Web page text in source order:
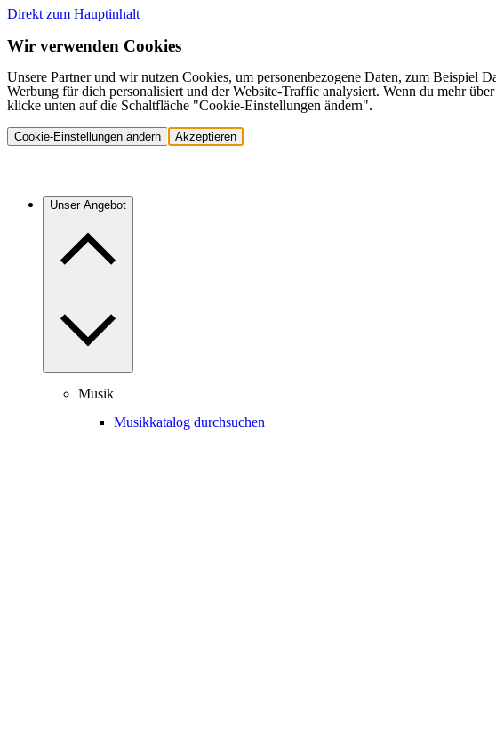
Direkt zum Hauptinhalt
Wir verwenden Cookies
Unsere Partner und wir nutzen Cookies, um personenbezogene Daten, zum Beispiel
Werbung für dich personalisiert und der Website-Traffic analysiert. Wenn du mehr
klicke unten auf die Schaltfläche "Cookie-Einstellungen ändern".
Cookie-Einstellungen ändern Akzeptieren
Unser Angebot
Musik
Musikkatalog durchsuchen